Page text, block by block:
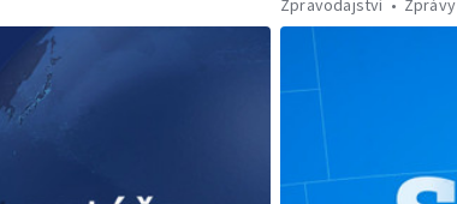
Zpravodajství
Zprávy